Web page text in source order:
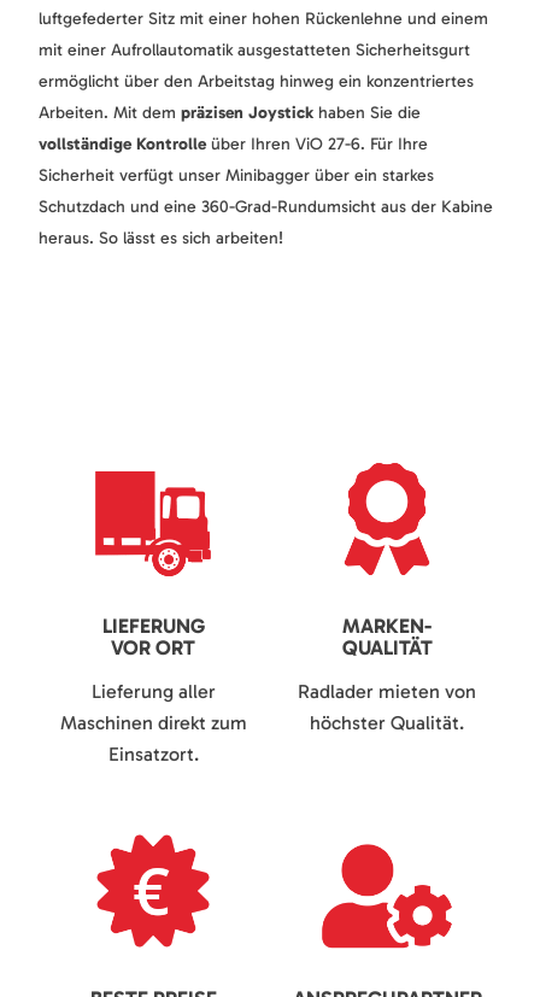
luftgefederter Sitz mit einer hohen Rückenlehne und einem
mit einer Aufrollautomatik ausgestatteten Sicherheitsgurt
ermöglicht über den Arbeitstag hinweg ein konzentriertes
Arbeiten. Mit dem präzisen Joystick haben Sie die
vollständige Kontrolleüber Ihren ViO 27-6. Für Ihre
Sicherheit verfügt unser Minibagger über ein starkes
Schutzdach und eine 360-Grad-Rundumsicht aus der Kabine
heraus. So lässt es sich arbeiten!
LIEFERUNG
VOR ORT
Lieferung aller
Maschinen direkt zum
Einsatzort.
MARKEN-
QUALITÄT
Radlader mieten von
höchster Qualität.